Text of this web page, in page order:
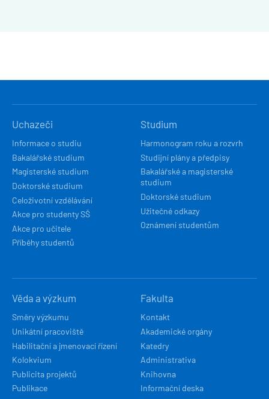
NAVIGACE
Uchazeči
Informace o studiu
Bakalářské studium
Magisterské studium
Doktorské studium
Celoživotní vzdělávání
Akce pro studenty SŠ
Akce pro učitele
Příběhy studentů
Studium
Harmonogram roku a rozvrh
Studijní plány a předpisy
Bakalářské a magisterské
studium
Doktorské studium
Užitečné odkazy
Oznámení studentům
Věda a výzkum
Směry výzkumu
Unikátní pracoviště
Habilitační a jmenovací řízení
Kolokvium
Publicita projektů
Publikace
Fakulta
Kontakt
Akademické orgány
Katedry
Administrativa
Knihovna
Informační deska